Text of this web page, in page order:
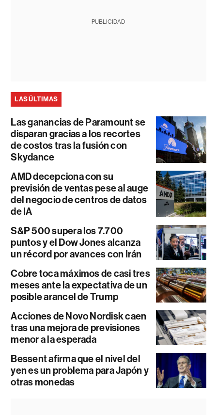
PUBLICIDAD
LAS ÚLTIMAS
Las ganancias de Paramount se
disparan gracias a los recortes
de costos tras la fusión con
Skydance
AMD decepciona con su
previsión de ventas pese al auge
del negocio de centros de datos
de IA
S&P 500 supera los 7.700
puntos y el Dow Jones alcanza
un récord por avances con Irán
Cobre toca máximos de casi tres
meses ante la expectativa de un
posible arancel de Trump
Acciones de Novo Nordisk caen
tras una mejora de previsiones
menor a la esperada
Bessent afirma que el nivel del
yen es un problema para Japón y
otras monedas